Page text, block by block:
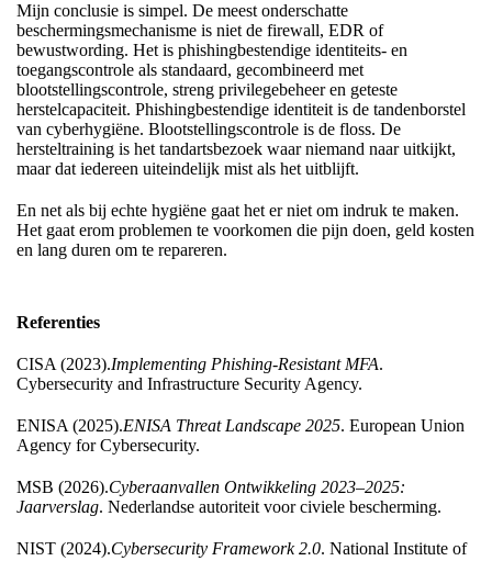
Mijn conclusie is simpel. De meest onderschatte
beschermingsmechanisme is niet de firewall, EDR of
bewustwording. Het is phishingbestendige identiteits- en
toegangscontrole als standaard, gecombineerd met
blootstellingscontrole, streng privilegebeheer en geteste
herstelcapaciteit. Phishingbestendige identiteit is de tandenborstel
van cyberhygiëne. Blootstellingscontrole is de floss. De
hersteltraining is het tandartsbezoek waar niemand naar uitkijkt,
maar dat iedereen uiteindelijk mist als het uitblijft.
En net als bij echte hygiëne gaat het er niet om indruk te maken.
Het gaat erom problemen te voorkomen die pijn doen, geld kosten
en lang duren om te repareren.
Referenties
CISA (2023).Implementing Phishing-Resistant MFA.
Cybersecurity and Infrastructure Security Agency.
ENISA (2025).ENISA Threat Landscape 2025. European Union
Agency for Cybersecurity.
MSB (2026).Cyberaanvallen Ontwikkeling 2023–2025:
Jaarverslag. Nederlandse autoriteit voor civiele bescherming.
NIST (2024).Cybersecurity Framework 2.0. National Institute of